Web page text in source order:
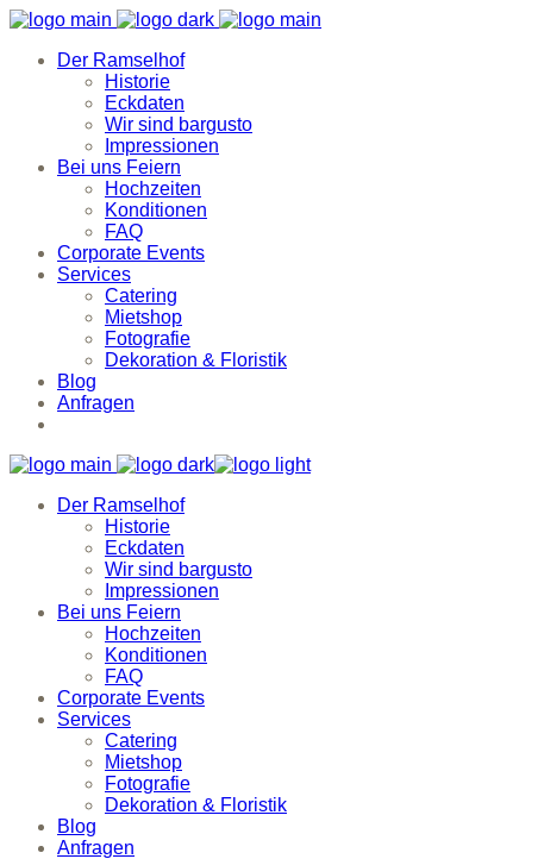
Der Ramselhof
Historie
Eckdaten
Wir sind bargusto
Impressionen
Bei uns Feiern
Hochzeiten
Konditionen
FAQ
Corporate Events
Services
Catering
Mietshop
Fotografie
Dekoration & Floristik
Blog
Anfragen
Der Ramselhof
Historie
Eckdaten
Wir sind bargusto
Impressionen
Bei uns Feiern
Hochzeiten
Konditionen
FAQ
Corporate Events
Services
Catering
Mietshop
Fotografie
Dekoration & Floristik
Blog
Anfragen